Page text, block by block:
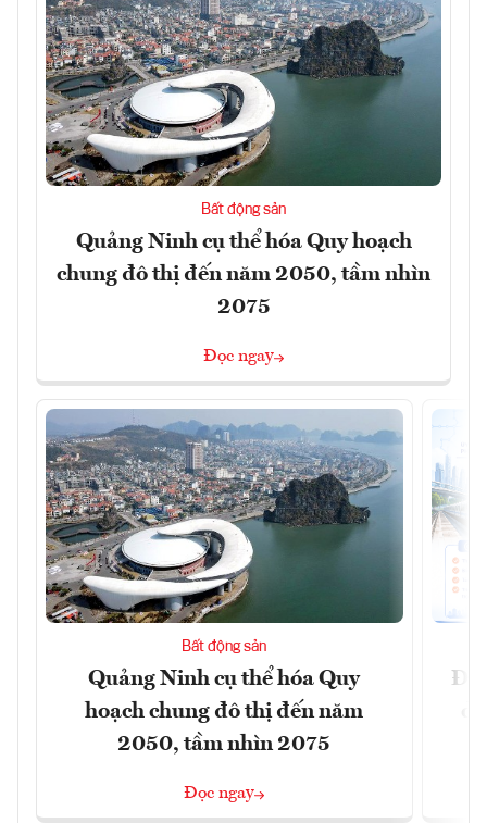
Bất động sản
Quảng Ninh cụ thể hóa Quy hoạch
chung đô thị đến năm 2050, tầm nhìn
2075
Đọc ngay
Bất động sản
Quảng Ninh cụ thể hóa Quy
hoạch chung đô thị đến năm
2050, tầm nhìn 2075
Đọc ngay